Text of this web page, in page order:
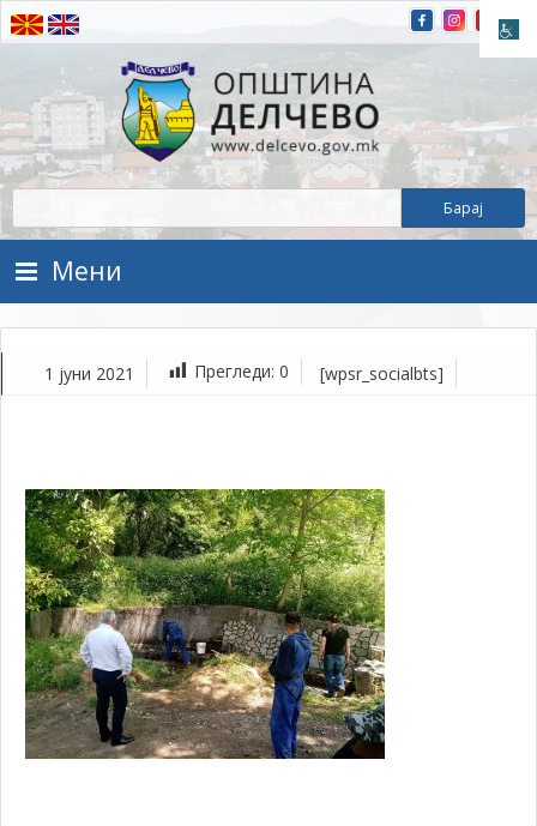
Прескокнете на содржината
Општина Делчево
Општина Делчево
Мени
1 јуни 2021 Прегледи: 0 [wpsr_socialbts]